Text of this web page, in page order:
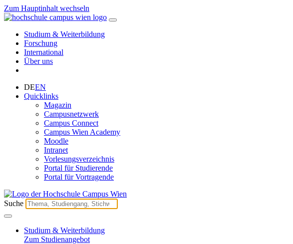
Zum Hauptinhalt wechseln
Studium & Weiterbildung
Forschung
International
Über uns
DEEN
Quicklinks
Magazin
Campusnetzwerk
Campus Connect
Campus Wien Academy
Moodle
Intranet
Vorlesungsverzeichnis
Portal für Studierende
Portal für Vortragende
Suche
Studium & Weiterbildung
Zum Studienangebot